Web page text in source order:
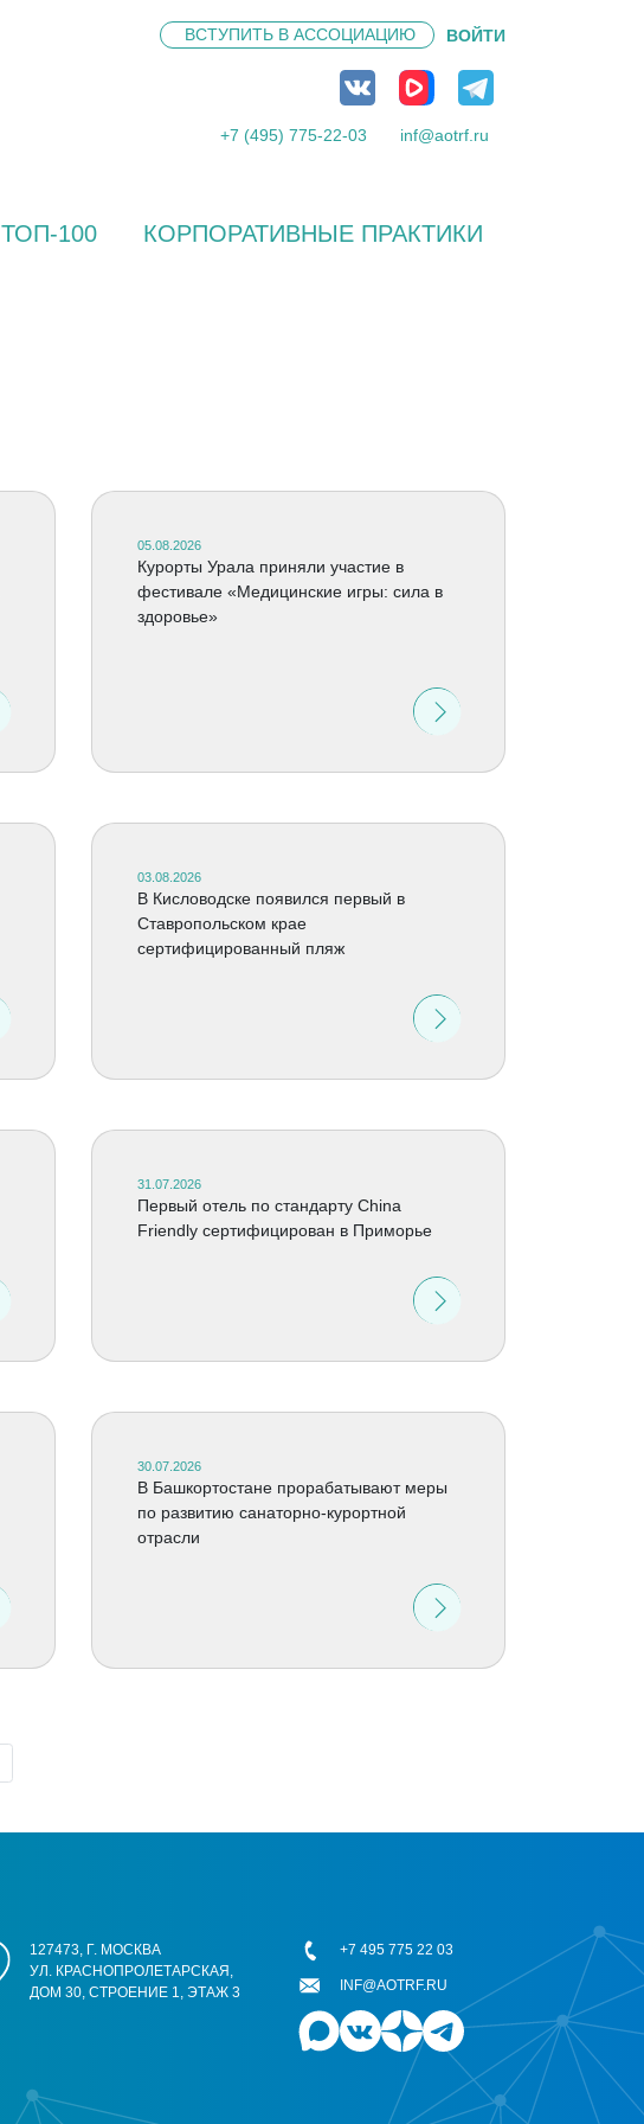
ВСТУПИТЬ В АССОЦИАЦИЮ ВОЙТИ
+7 (495) 775-22-03 inf@aotrf.ru
ТОП-100 КОРПОРАТИВНЫЕ ПРАКТИКИ
05.08.2026
Курорты Урала приняли участие в
фестивале «Медицинские игры: сила в
здоровье»
03.08.2026
В Кисловодске появился первый в
Ставропольском крае
сертифицированный пляж
31.07.2026
Первый отель по стандарту China
Friendly сертифицирован в Приморье
30.07.2026
В Башкортостане прорабатывают меры
по развитию санаторно-курортной
отрасли
127473, Г. МОСКВА
УЛ. КРАСНОПРОЛЕТАРСКАЯ,
ДОМ 30, СТРОЕНИЕ 1, ЭТАЖ 3
+7 495 775 22 03
INF@AOTRF.RU